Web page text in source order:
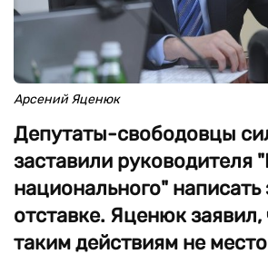
Арсений Яценюк
Депутаты-свободовцы
заставили руководителя
национального" написать
отставке. Яценюк заявил,
таким действиям не